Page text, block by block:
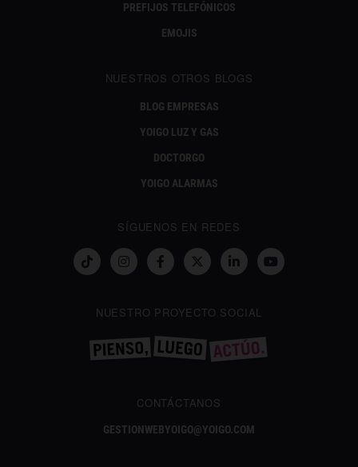
PREFIJOS TELEFÓNICOS
EMOJIS
NUESTROS OTROS BLOGS
BLOG EMPRESAS
YOIGO LUZ Y GAS
DOCTORGO
YOIGO ALARMAS
SÍGUENOS EN REDES
NUESTRO PROYECTO SOCIAL
CONTÁCTANOS
GESTIONWEBYOIGO@YOIGO.COM